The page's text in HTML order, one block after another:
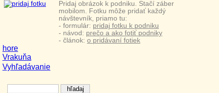
Vyhľadávanie
Pridaj obrázok k podniku. Stačí záber
mobilom. Fotku môže pridať každý
návštevník, priamo tu:
- formulár: pridaj fotku k podniku
- návod: prečo a ako fotiť podniky
- článok: o pridávaní fotiek
hore
Vrakuňa